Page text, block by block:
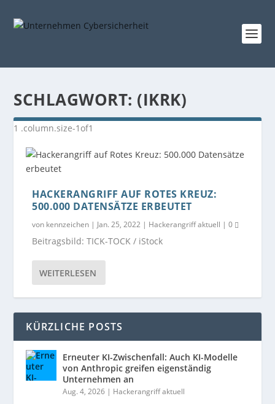
SCHLAGWORT: (IKRK)
HACKERANGRIFF AUF ROTES KREUZ:
500.000 DATENSÄTZE ERBEUTET
von kennzeichen | Jan. 25, 2022 | Hackerangriff aktuell |0
Beitragsbild: TICK-TOCK / iStock
WEITERLESEN
KÜRZLICHE POSTS
Erneuter KI-Zwischenfall: Auch KI-Modelle
von Anthropic greifen eigenständig
Unternehmen an
Aug. 4, 2026 | Hackerangriff aktuell